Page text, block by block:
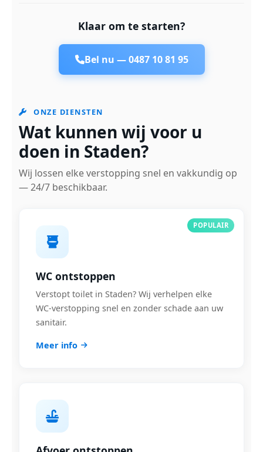
Klaar om te starten?
Bel nu —0487 10 81 95
ONZE DIENSTEN
Wat kunnen wij voor u
doen in Staden?
Wij lossen elke verstopping snel en vakkundig op
— 24/7 beschikbaar.
POPULAIR
WC ontstoppen
Verstopt toilet in Staden? Wij verhelpen elke
WC-verstopping snel en zonder schade aan uw
sanitair.
Meer info